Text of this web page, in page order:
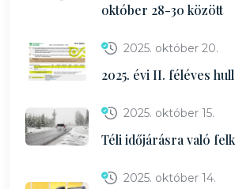
október 28-30 között
2025. október 20.
2025. évi II. féléves
2025. október 15.
Téli időjárásra való
2025. október 14.